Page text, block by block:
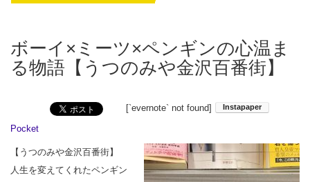
ボーイ×ミーツ×ペンギンの心温ま
る物語​【うつのみや金沢百番街】
[`evernote` not found]
Pocket
【うつのみや金沢百番街】
人生を変えてくれたペンギン